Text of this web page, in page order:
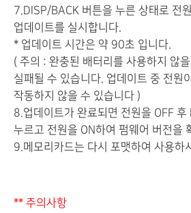
7.DISP/BACK 버튼을 누른 상태로 전
업데이트를 실시합니다.
* 업데이트 시간은 약 90초 입니다.
( 주의 : 완충된 배터리를 사용하지 않
실패될 수 있습니다. 업데이트 중 전원
작동하지 않을 수 있습니다 )
8.업데이트가 완료되면 전원을 OFF
누르고 전원을 ON하여 펌웨어 버전을
9.메모리카드는 다시 포맷하여 사용하
** 주의사항